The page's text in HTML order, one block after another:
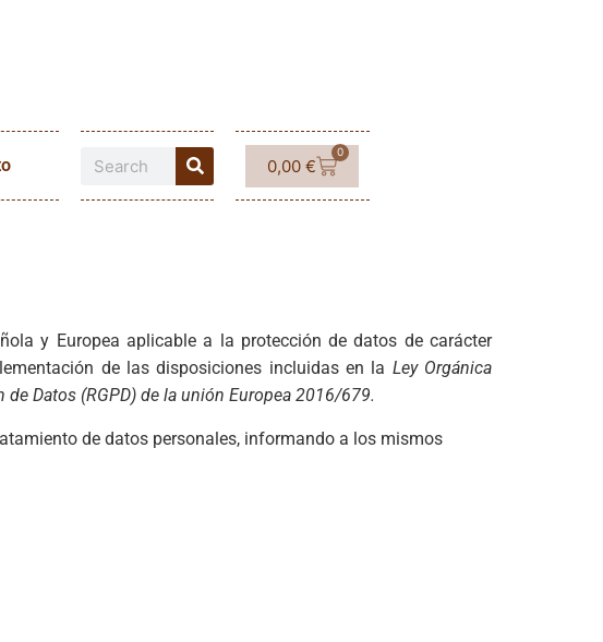
0,00€
0
y Europea aplicable a la protección de datos de carácter
de las disposiciones incluidas en la Ley Orgánica
Datos (RGPD) de la unión Europea 2016/679.
de datos personales, informando a los mismos